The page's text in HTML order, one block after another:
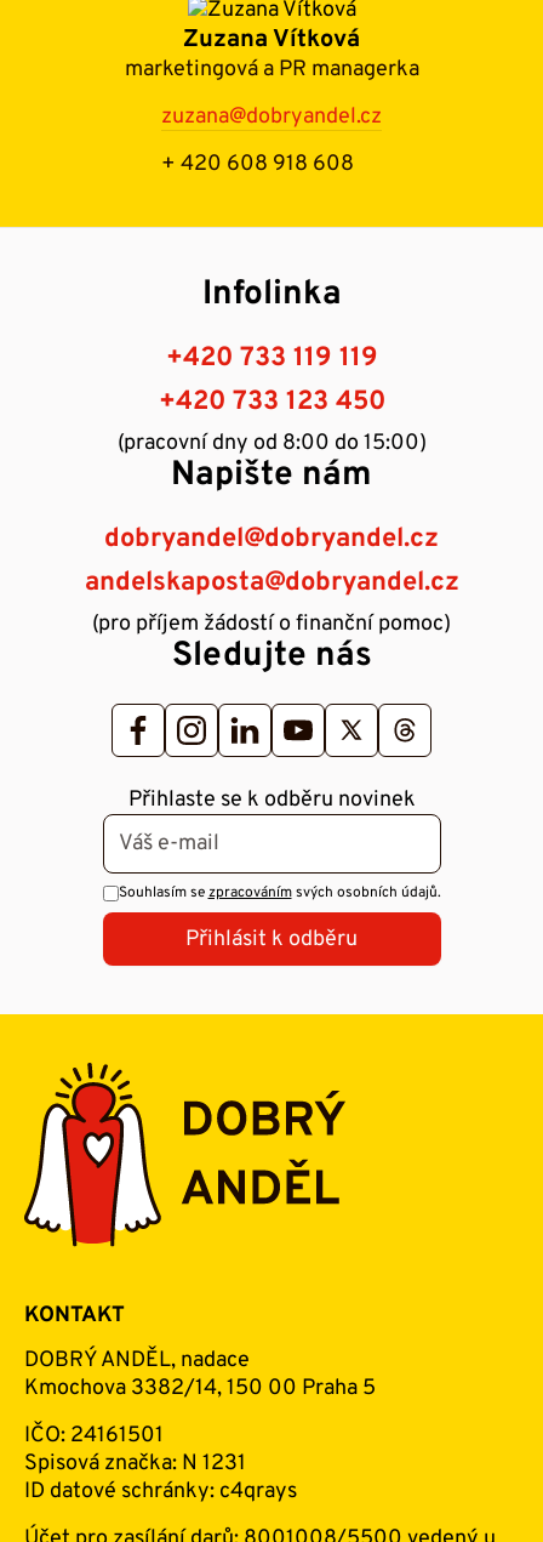
Zuzana Vítková
marketingová a PR managerka
zuzana@dobryandel.cz
+ 420 608 918 608
Infolinka
+420 733 119 119
+420 733 123 450
(pracovní dny od 8:00 do 15:00)
Napište nám
dobryandel@dobryandel.cz
andelskaposta@dobryandel.cz
(pro příjem žádostí o finanční pomoc)
Sledujte nás
Přihlaste se k odběru novinek
Souhlasím sezpracovánímsvých osobních údajů.
Přihlásit k odběru
KONTAKT
DOBRÝ ANDĚL, nadace
Kmochova 3382/14, 150 00 Praha 5
IČO: 24161501
Spisová značka: N 1231
ID datové schránky: c4qrays